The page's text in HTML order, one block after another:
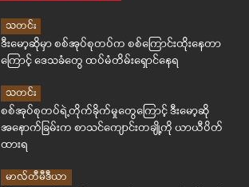
သတင်း
ဒီးမော့ဆိုမှာ စစ်အုပ်စုတပ်က စစ်ကြောင်းထိုးနေတာ
ကြောင့် ဒေသခံတွေ ထပ်မံတိမ်းရှောင်နေရ
သတင်း
စစ်အုပ်စုတပ်ရဲ့တိုက်ခိုက်မှုတွေကြောင့် ဒီးမော့ဆို
အနောက်ခြမ်းက စာသင်ကျောင်းတချို့ကို ယာယီပိတ်
ထားရ
မာလ်တီမီဒီယာ